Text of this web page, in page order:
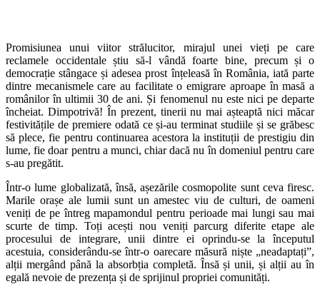
Promisiunea unui viitor strălucitor, mirajul unei vieți pe care
reclamele occidentale știu să-l vândă foarte bine, precum și o
democrație stângace și adesea prost înțeleasă în România, iată parte
dintre mecanismele care au facilitate o emigrare aproape în masă a
românilor în ultimii 30 de ani. Și fenomenul nu este nici pe departe
încheiat. Dimpotrivă! În prezent, tinerii nu mai așteaptă nici măcar
festivitățile de premiere odată ce și-au terminat studiile și se grăbesc
să plece, fie pentru continuarea acestora la instituții de prestigiu din
lume, fie doar pentru a munci, chiar dacă nu în domeniul pentru care
s-au pregătit.
Într-o lume globalizată, însă, așezările cosmopolite sunt ceva firesc.
Marile orașe ale lumii sunt un amestec viu de culturi, de oameni
veniți de pe întreg mapamondul pentru perioade mai lungi sau mai
scurte de timp. Toți acești nou veniți parcurg diferite etape ale
procesului de integrare, unii dintre ei oprindu-se la începutul
acestuia, considerându-se într-o oarecare măsură niște „neadaptați”,
alții mergând până la absorbția completă. Însă și unii, și alții au în
egală nevoie de prezența și de sprijinul propriei comunități.